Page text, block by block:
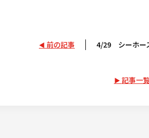
前の記事 4/29 シーホー
記事一